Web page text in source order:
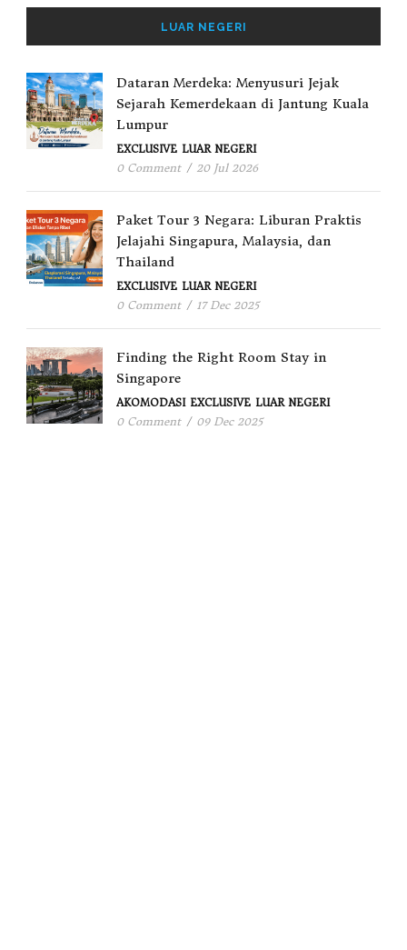
LUAR NEGERI
Dataran Merdeka: Menyusuri Jejak
Sejarah Kemerdekaan di Jantung Kuala
Lumpur
EXCLUSIVE LUAR NEGERI
0 Comment / 20 Jul 2026
Paket Tour 3 Negara: Liburan Praktis
Jelajahi Singapura, Malaysia, dan
Thailand
EXCLUSIVE LUAR NEGERI
0 Comment / 17 Dec 2025
Finding the Right Room Stay in
Singapore
AKOMODASI EXCLUSIVE LUAR NEGERI
0 Comment / 09 Dec 2025